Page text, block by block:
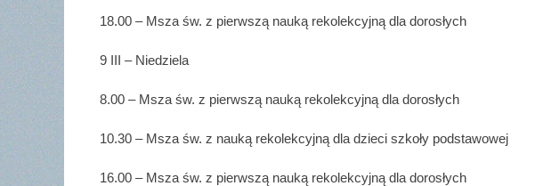
18.00 – Msza św. z pierwszą nauką rekolekcyjną dla dorosłych
9 III – Niedziela
8.00 – Msza św. z pierwszą nauką rekolekcyjną dla dorosłych
10.30 – Msza św. z nauką rekolekcyjną dla dzieci szkoły podstawowej
16.00 – Msza św. z pierwszą nauką rekolekcyjną dla dorosłych